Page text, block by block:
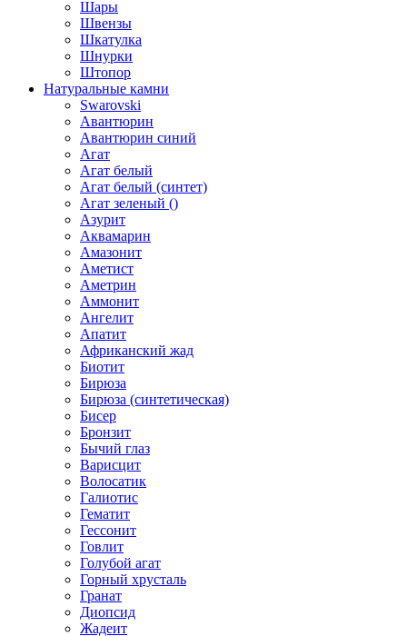
Шары
Швензы
Шкатулка
Шнурки
Штопор
Натуральные камни
Swarovski
Авантюрин
Авантюрин синий
Агат
Агат белый
Агат белый (синтет)
Агат зеленый ()
Азурит
Аквамарин
Амазонит
Аметист
Аметрин
Аммонит
Ангелит
Апатит
Африканский жад
Биотит
Бирюза
Бирюза (синтетическая)
Бисер
Бронзит
Бычий глаз
Варисцит
Волосатик
Галиотис
Гематит
Гессонит
Говлит
Голубой агат
Горный хрусталь
Гранат
Диопсид
Жадеит